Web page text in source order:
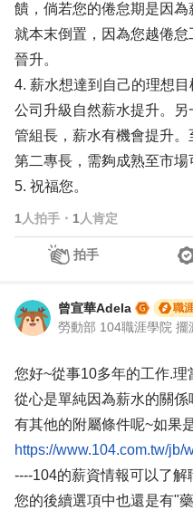
饋，倘若您的倦怠期是因
就本末倒置，因為您越倦
晉升。
4. 薪水想達到自己的理想
公司升級自然薪水提升。
管組長，薪水有機會提升
第二專長，需夠成熟至市場
5. 祝福您。
1 人拍手 ・ 1 人肯定
拍手
曾宣華Adela 職
您好~從事10多年的工作.
從心是單純因為薪水的關
有其他的附屬條件呢~如果
https://www.104.com.tw/jb/
----104的薪資情報可以了
您的後續選項中也還是有"